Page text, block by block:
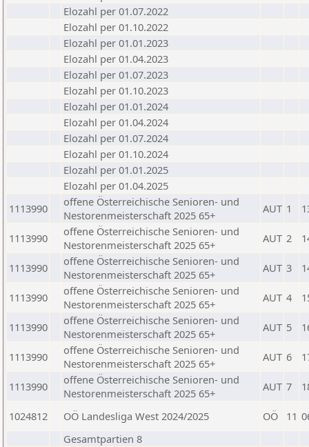
Elozahl per 01.07.2022
Elozahl per 01.10.2022
Elozahl per 01.01.2023
Elozahl per 01.04.2023
Elozahl per 01.07.2023
Elozahl per 01.10.2023
Elozahl per 01.01.2024
Elozahl per 01.04.2024
Elozahl per 01.07.2024
Elozahl per 01.10.2024
Elozahl per 01.01.2025
Elozahl per 01.04.2025
1113990
offene Österreichische Senioren- und
Nestorenmeisterschaft 2025 65+
AUT 1
1113990
offene Österreichische Senioren- und
Nestorenmeisterschaft 2025 65+
AUT 2
1113990
offene Österreichische Senioren- und
Nestorenmeisterschaft 2025 65+
AUT 3
1113990
offene Österreichische Senioren- und
Nestorenmeisterschaft 2025 65+
AUT 4
1113990
offene Österreichische Senioren- und
Nestorenmeisterschaft 2025 65+
AUT 5
1113990
offene Österreichische Senioren- und
Nestorenmeisterschaft 2025 65+
AUT 6
1113990
offene Österreichische Senioren- und
Nestorenmeisterschaft 2025 65+
AUT 7
1024812 OÖ Landesliga West 2024/2025 OÖ 11
Gesamtpartien 8